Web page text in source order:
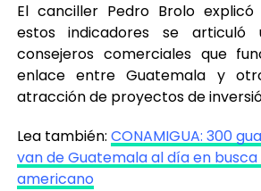
El canciller Pedro Brolo
estos indicadores se
consejeros comerciales que
enlace entre Guatemala y
atracción de proyectos de
Lea también: CONAMIGUA: 300
van de Guatemala al día en busca
americano